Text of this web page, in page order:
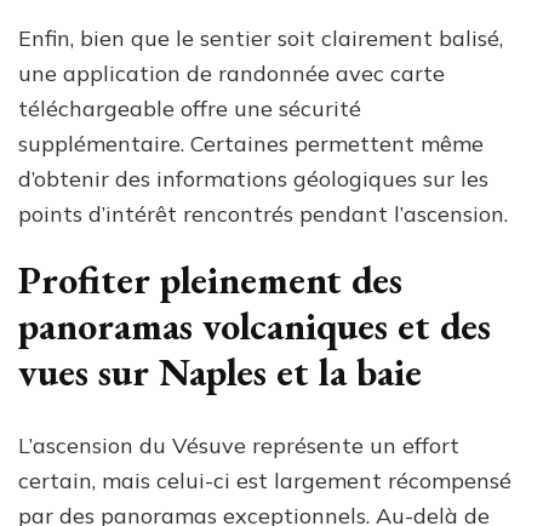
Enfin, bien que le sentier soit clairement balisé,
une application de randonnée avec carte
téléchargeable offre une sécurité
supplémentaire. Certaines permettent même
d’obtenir des informations géologiques sur les
points d’intérêt rencontrés pendant l’ascension.
Profiter pleinement des
panoramas volcaniques et des
vues sur Naples et la baie
L’ascension du Vésuve représente un effort
certain, mais celui-ci est largement récompensé
par des panoramas exceptionnels. Au-delà de